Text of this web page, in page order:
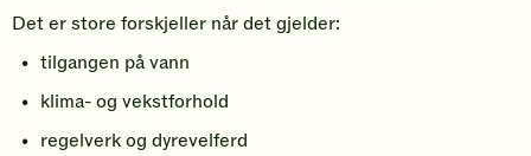
Det er store forskjeller når det gjelder:
tilgangen på vann
klima- og vekstforhold
regelverk og dyrevelferd